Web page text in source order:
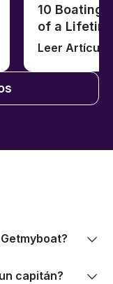
10 Boating
of a
Leer Artículo
capitán?